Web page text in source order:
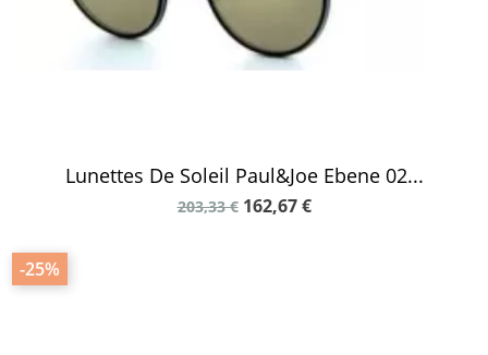
Lunettes De Soleil Paul&Joe Ebene 02...
203,33 € 162,67 €
-25%